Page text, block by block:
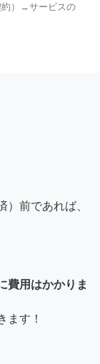
約）→サービスの
前であれば、
費用はかかりま
ます！